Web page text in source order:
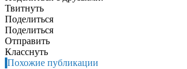
Твитнуть
Поделиться
Поделиться
Отправить
Класснуть
Похожие публикации